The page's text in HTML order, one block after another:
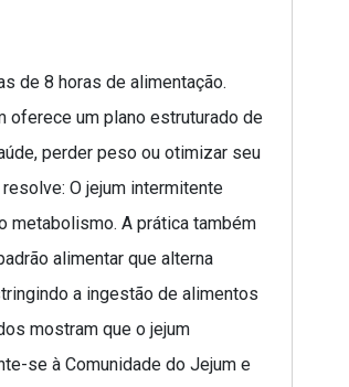
de 8 horas de alimentação.
oferece um plano estruturado de
perder peso ou otimizar seu
O jejum intermitente
metabolismo. A prática também
alimentar que alterna
a ingestão de alimentos
mostram que o jejum
se à Comunidade do Jejum e